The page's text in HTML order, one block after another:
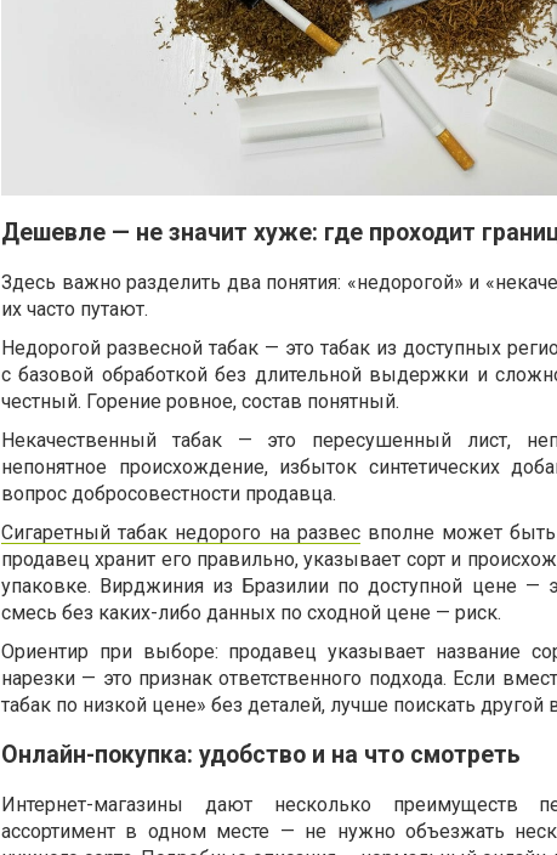
Дешевле — не значит хуже: где проходит
Здесь важно разделить два понятия: «недорогой» и
их часто путают.
Недорогой развесной табак — это табак из доступных
с базовой обработкой без длительной выдержки и
честный. Горение ровное, состав понятный.
Некачественный табак — это пересушенный лист,
непонятное происхождение, избыток синтетических
вопрос добросовестности продавца.
Сигаретный табак недорого на развесвполне может быть
продавец хранит его правильно, указывает сорт и
упаковке. Вирджиния из Бразилии по доступной цене —
смесь без каких-либо данных по сходной цене — риск.
Ориентир при выборе: продавец указывает название
нарезки — это признак ответственного подхода. Если
табак по низкой цене» без деталей, лучше поискать другой
Онлайн-покупка: удобство и на что смотреть
Интернет-магазины дают несколько преимуществ
ассортимент в одном месте — не нужно объезжать